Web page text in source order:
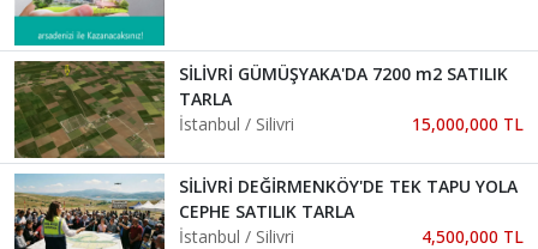
SİLİVRİ GÜMÜŞYAKA'DA 7200 m2 SATILIK
TARLA
İstanbul / Silivri
15,000,000 TL
SİLİVRİ DEĞİRMENKÖY'DE TEK TAPU YOLA
CEPHE SATILIK TARLA
İstanbul / Silivri
4,500,000 TL